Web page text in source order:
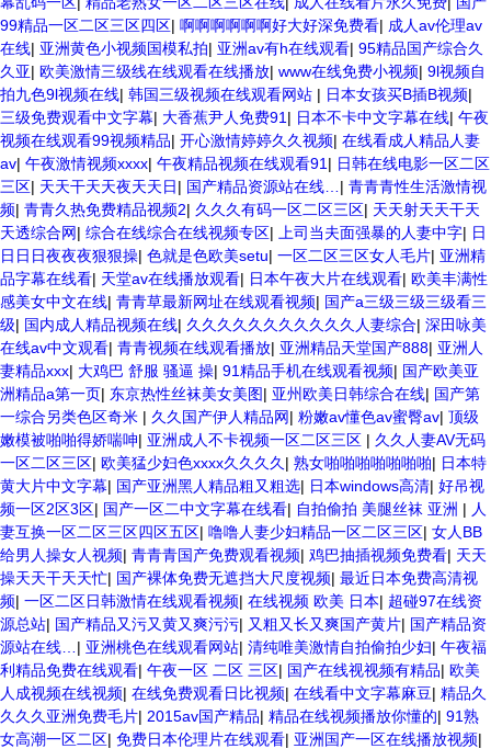
99精品一区二区三区四区| 啊啊啊啊啊啊好大好深免费看| 成人av伦理av
在线| 亚洲黄色小视频国模私拍| 亚洲av有h在线观看| 95精品国产综合久
久亚| 欧美激情三级线在线观看在线播放| www在线免费小视频| 9l视频自
拍九色9l视频在线| 韩国三级视频在线观看网站 | 日本女孩买B插B视频|
三级免费观看中文字幕| 大香蕉尹人免费91 | 日本不卡中文字幕在线| 午夜
视频在线观看99视频精品| 开心激情婷婷久久视频| 在线看成人精品人妻
av| 午夜激情视频xxxx| 午夜精品视频在线观看91 | 日韩在线电影一区二区
三区| 天天干天天夜天天日| 国产精品资源站在线… | 青青青性生活激情视
频| 青青久热免费精品视频2| 久久久有码一区二区三区| 天天射天天干天
天透综合网| 综合在线综合在线视频专区| 上司当夫面强暴的人妻中字| 日
日日日夜夜夜狠狠操| 色就是色欧美setu| 一区二区三区女人毛片| 亚洲精
品字幕在线看| 天堂av在线播放观看| 日本午夜大片在线观看| 欧美丰满性
感美女中文在线| 青青草最新网址在线观看视频| 国产a三级三级三级看三
级| 国内成人精品视频在线| 久久久久久久久久久久久人妻综合| 深田咏美
在线av中文观看| 青青视频在线观看播放| 亚洲精品天堂国产888| 亚洲人
妻精品xxx| 大鸡巴 舒服 骚逼 操| 91精品手机在线观看视频| 国产欧美亚
洲精品a第一页| 东京热性丝袜美女美图| 亚州欧美日韩综合在线| 国产第
一综合另类色区奇米 | 久久国产伊人精品网| 粉嫩av懂色av蜜臀av| 顶级
嫩模被啪啪得娇喘呻| 亚洲成人不卡视频一区二区三区 | 久久人妻AV无码
一区二区三区| 欧美猛少妇色xxxx久久久久 | 熟女啪啪啪啪啪啪啪| 日本特
黄大片中文字幕| 国产亚洲黑人精品粗又粗选| 日本windows高清| 好吊视
频一区2区3区| 国产一区二中文字幕在线看| 自拍偷拍 美腿丝袜 亚洲 | 人
妻互换一区二区三区四区五区| 噜噜人妻少妇精品一区二区三区| 女人BB
给男人操女人视频| 青青青国产免费观看视频| 鸡巴抽插视频免费看| 天天
操天天干天天忙| 国产裸体免费无遮挡大尺度视频| 最近日本免费高清视
频| 一区二区日韩激情在线观看视频| 在线视频 欧美 日本| 超碰97在线资
源总站| 国产精品又污又黄又爽污污| 又粗又长又爽国产黄片| 国产精品资
源站在线… | 亚洲桃色在线观看网站| 清纯唯美激情自拍偷拍少妇| 午夜福
利精品免费在线观看| 午夜一区 二区 三区| 国产在线视视频有精品| 欧美
人成视频在线视频| 在线免费观看日比视频| 在线看中文字幕麻豆| 精品久
久久久亚洲免费毛片| 2015av国产精品| 精品在线视频播放你懂的| 91熟
女高潮一区二区| 免费日本伦理片在线观看| 亚洲国产一区在线播放视频|